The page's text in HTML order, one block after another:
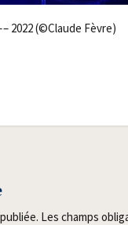
– 2022 (©Claude Fèvre)
Les champs